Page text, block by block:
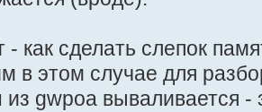
- как сделать слепок
в этом случае для
из gwpoa вываливается -